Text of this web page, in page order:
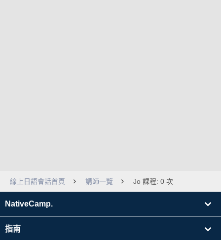
線上日語會話首頁 講師一覽 Jo 課程: 0 次
NativeCamp.
指南